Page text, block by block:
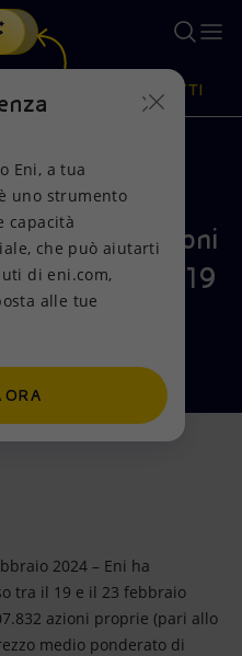
soluzione di intelligenza
PRODOTTI
di azioni
tra il 19
2024 – Eni ha
tra il 19 e il 23 febbraio
azioni proprie (pari allo
medio ponderato di
Eni, a tua
uno strumento
capacità
che può aiutarti
di eni.com,
alle tue
ORA